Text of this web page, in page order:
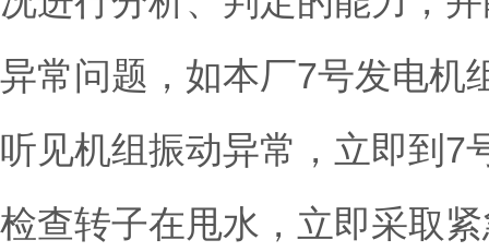
异常问题，如本厂7号发电机
听见机组振动异常，立即到7
检查转子在甩水，立即采取